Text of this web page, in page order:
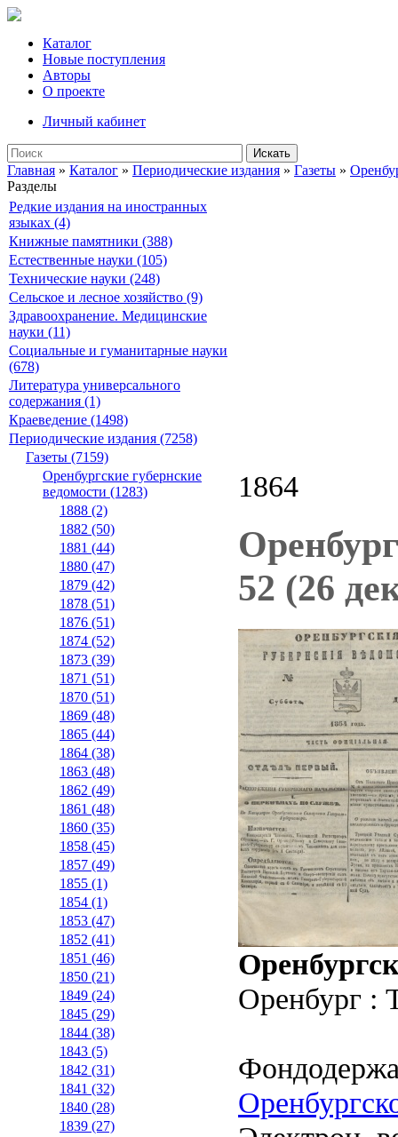
Каталог
Новые поступления
Авторы
О проекте
Личный кабинет
Искать
Главная » Каталог » Периодические издания » Газеты »
Разделы
Редкие издания на иностранных
языках (4)
Книжные памятники (388)
Естественные науки (105)
Технические науки (248)
Сельское и лесное хозяйство (9)
Здравоохранение. Медицинские
науки (11)
Социальные и гуманитарные науки
(678)
Литература универсального
содержания (1)
Краеведение (1498)
Периодические издания (7258)
Газеты (7159)
Оренбургские губернские
ведомости (1283)
1888 (2)
1882 (50)
1881 (44)
1880 (47)
1879 (42)
1878 (51)
1876 (51)
1874 (52)
1873 (39)
1871 (51)
1870 (51)
1869 (48)
1865 (44)
1864 (38)
1863 (48)
1862 (49)
1861 (48)
1860 (35)
1858 (45)
1857 (49)
1855 (1)
1854 (1)
1853 (47)
1852 (41)
1851 (46)
1850 (21)
1849 (24)
1845 (29)
1844 (38)
1843 (5)
1842 (31)
1841 (32)
1840 (28)
1839 (27)
1864
52 (26
Оренбург :